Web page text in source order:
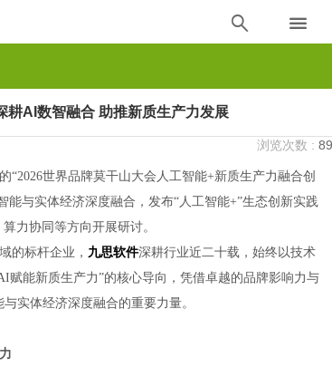
 
耕AI数智融合 助推新质生产力发展
浏览次数 :89
“2026世界品牌莫干山大会人工智能+新质生产力融合创
能与实体经济深度融合，发布“人工智能+”生态创新实践
力协同等方向开展研讨。
的标杆企业， 九思软件深耕行业近二十载，始终以技术
赋能新质生产力”的核心导向，凭借卓越的品牌影响力与
实体经济深度融合的重要力量。